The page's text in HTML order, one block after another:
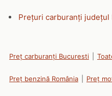
Prețuri carburanți județul
Preț carburanți Bucuresti
Preț benzină România Preț